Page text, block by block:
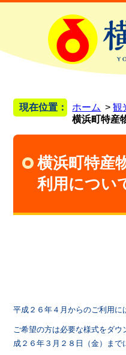
現在位置： ホーム 観
横浜町特産
横浜町特産
利用につい
平成２６年４月からのご利用に
ご希望の方は必要な様式をダ
成２６年３月２８日（金）まで